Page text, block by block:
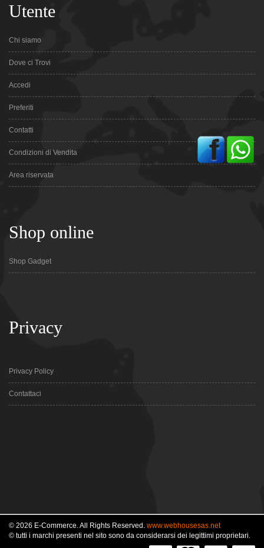
Utente
Chi siamo
Dove ci Trovi
Accedi
Preferiti
Contatti
Condizioni di Vendita
Area riservata
Shop online
Shop Gadget
Privacy
Privacy Policy
Contattaci
© 2026 E-Commerce. All Rights Reserved. www.webhousesas.net
© tutti i marchi presenti nel sito sono da considerarsi dei legittimi proprietari.